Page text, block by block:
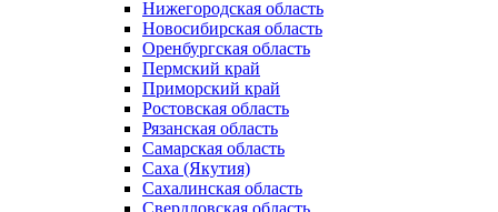
Нижегородская область
Новосибирская область
Оренбургская область
Пермский край
Приморский край
Ростовская область
Рязанская область
Самарская область
Саха (Якутия)
Сахалинская область
Свердловская область